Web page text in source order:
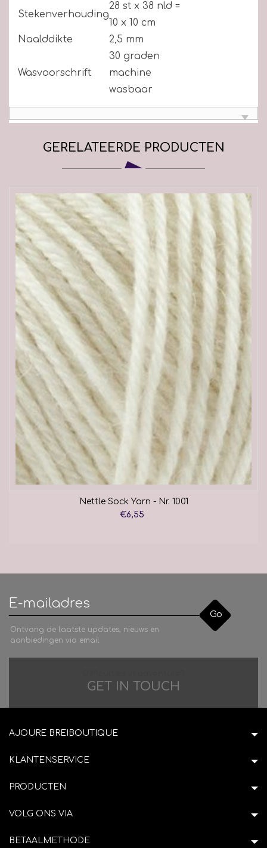
Stekenverhouding
28 st x 38 nld =
10 x 10 cm
Naalddikte
2,5 mm
Wasvoorschrift
30 graden
machine
wasbaar
GERELATEERDE PRODUCTEN
Nettle Sock Yarn - Nr. 1001
€6,55
Go
Ontvang de laatste updates, nieuws en
aanbiedingen via email
GET IN TOUCH
AJOURE BREIBOUTIQUE
KLANTENSERVICE
PRODUCTEN
VOLG ONS VIA
BETAALMETHODE